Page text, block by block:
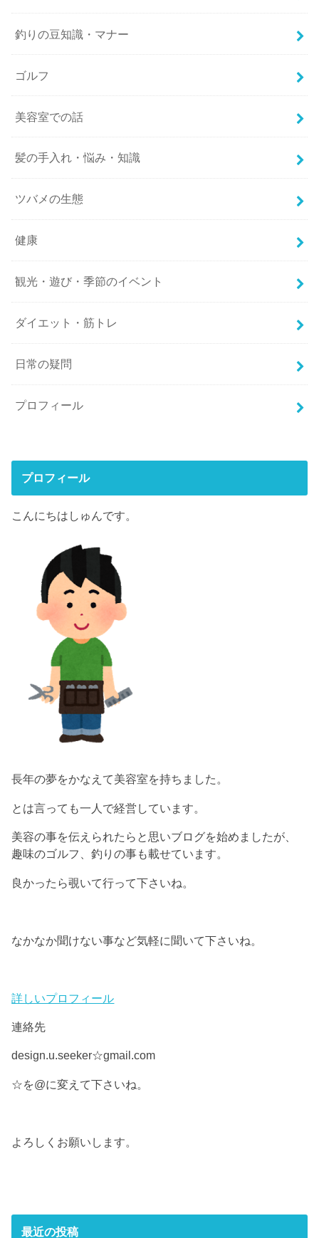
釣りの豆知識・マナー
ゴルフ
美容室での話
髪の手入れ・悩み・知識
ツバメの生態
健康
観光・遊び・季節のイベント
ダイエット・筋トレ
日常の疑問
プロフィール
プロフィール
こんにちはしゅんです。
長年の夢をかなえて美容室を持ちました。
とは言っても一人で経営しています。
美容の事を伝えられたらと思いブログを始めましたが、
趣味のゴルフ、釣りの事も載せています。
良かったら覗いて行って下さいね。
なかなか聞けない事など気軽に聞いて下さいね。
詳しいプロフィール
連絡先
design.u.seeker☆gmail.com
☆を@に変えて下さいね。
よろしくお願いします。
最近の投稿